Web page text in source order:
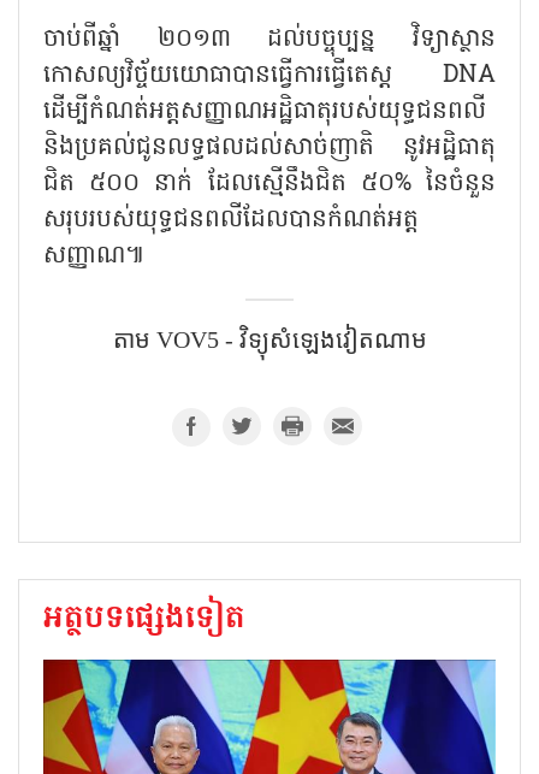
ចាប់ពីឆ្នាំ ២០១៣ ដល់បច្ចុប្បន្ន វិទ្យាស្ថាន
កោសល្យវិច្ច័យយោធាបានធ្វើការធ្វើតេស្ត DNA
ដើម្បីកំណត់អត្តសញ្ញាណអដ្ឋិធាតុរបស់យុទ្ធជនពលី
និងប្រគល់ជូនលទ្ធផលដល់សាច់ញាតិ នូវអដ្ឋិធាតុ
ជិត ៥០០ នាក់ ដែលស្មើនឹងជិត ៥០% នៃចំនួន
សរុបរបស់យុទ្ធជនពលីដែលបានកំណត់អត្ត
សញ្ញាណ៕
តាម VOV5 - វិទ្យុសំឡេងវៀតណាម
អត្ថបទផ្សេងទៀត